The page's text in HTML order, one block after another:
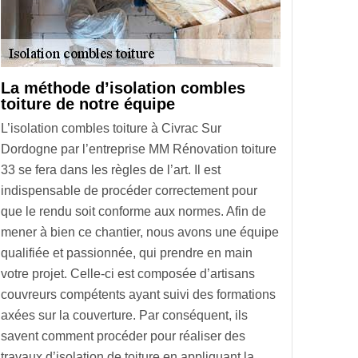
La méthode d’isolation combles
toiture de notre équipe
L’isolation combles toiture à Civrac Sur
Dordogne par l’entreprise MM Rénovation toiture
33 se fera dans les règles de l’art. Il est
indispensable de procéder correctement pour
que le rendu soit conforme aux normes. Afin de
mener à bien ce chantier, nous avons une équipe
qualifiée et passionnée, qui prendre en main
votre projet. Celle-ci est composée d’artisans
couvreurs compétents ayant suivi des formations
axées sur la couverture. Par conséquent, ils
savent comment procéder pour réaliser des